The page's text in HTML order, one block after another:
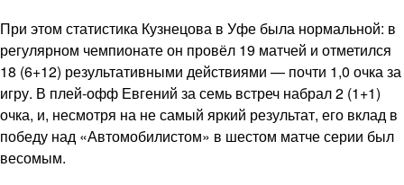
При этом статистика Кузнецова в Уфе была нормальной: в
регулярном чемпионате он провёл 19 матчей и отметился
18 (6+12) результативными действиями — почти 1,0 очка за
игру. В плей-офф Евгений за семь встреч набрал 2 (1+1)
очка, и, несмотря на не самый яркий результат, его вклад в
победу над «Автомобилистом» в шестом матче серии был
весомым.